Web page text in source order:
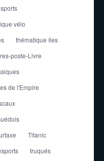
vélo
thématique îles
poste-Livre
de l'Empire
Titanic
truqués